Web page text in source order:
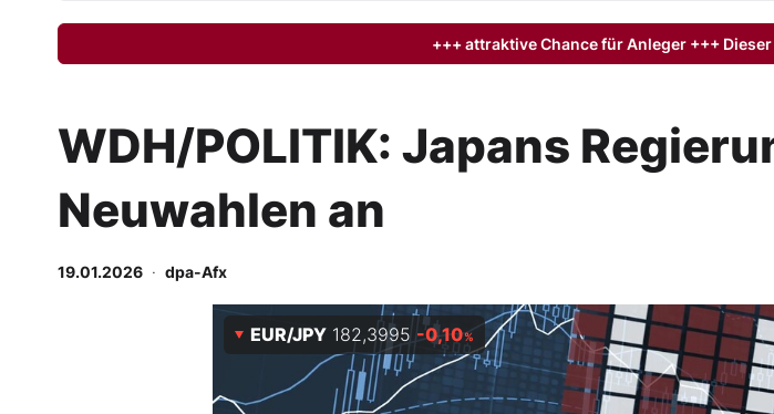
Finanz-Check
Abo & Shop
BO-Musterdepots
Experten
Mein B:O
+++ attraktive Chance für Anleger +++
WDH/POLITIK: Japans
Neuwahlen an
19.01.2026 · dpa-Afx
EUR/JPY 182,3995 -0,10%